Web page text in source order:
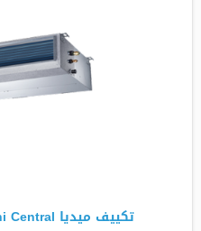
تكييف ميديا Mini Central بارد ساخن 5 حصان